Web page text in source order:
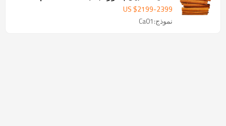
US $2199-2399
نموذج:Ca01